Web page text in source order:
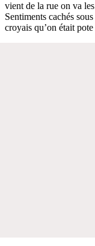
vient de la rue on va
Sentiments cachés
croyais qu’on était